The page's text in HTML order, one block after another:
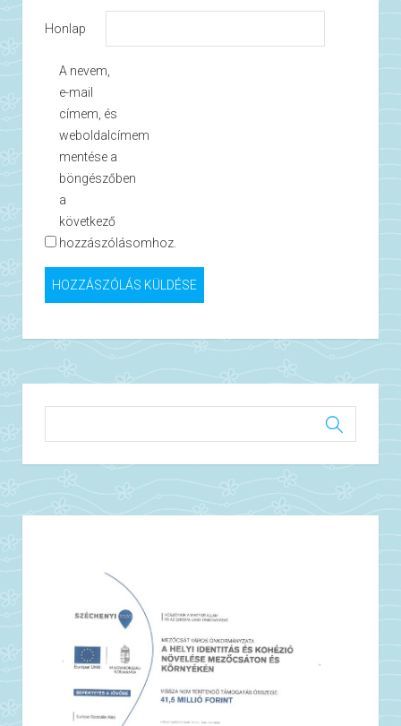
Honlap
A nevem,
e-mail
címem, és
weboldalcímem
mentése a
böngészőben
a
következő
hozzászólásomhoz.